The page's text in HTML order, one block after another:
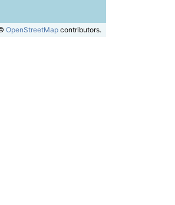
OpenStreetMap contributors.